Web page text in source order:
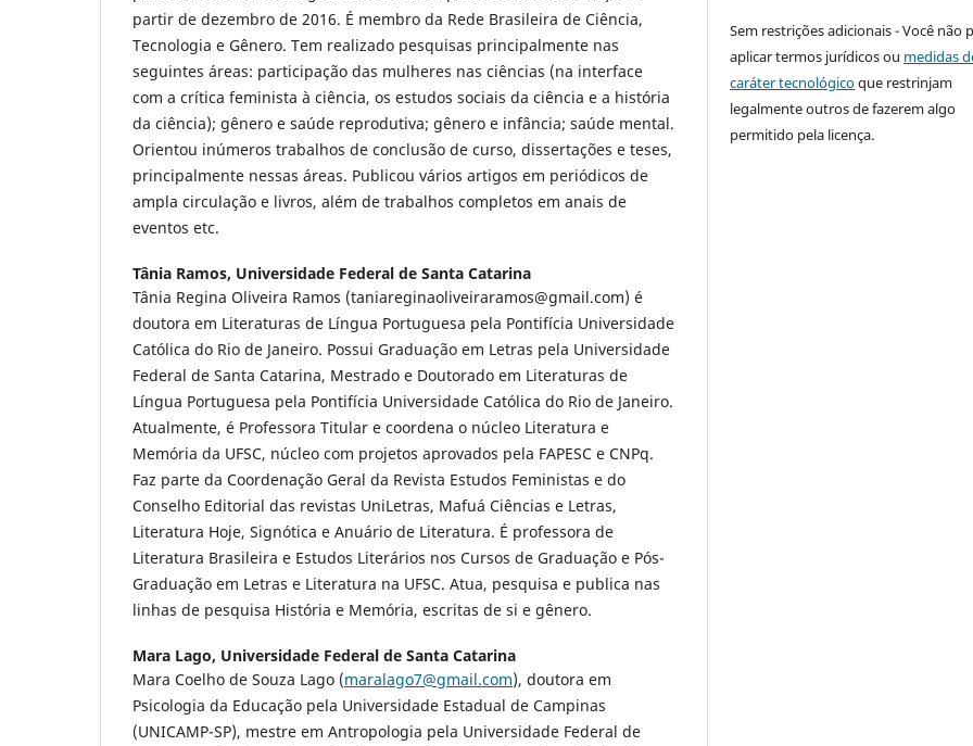
partir de dezembro de 2016. É membro da Rede Brasileira de Ciência,
Tecnologia e Gênero. Tem realizado pesquisas principalmente nas
seguintes áreas: participação das mulheres nas ciências (na interface
com a crítica feminista à ciência, os estudos sociais da ciência e a história
da ciência); gênero e saúde reprodutiva; gênero e infância; saúde mental.
Orientou inúmeros trabalhos de conclusão de curso, dissertações e teses,
principalmente nessas áreas. Publicou vários artigos em periódicos de
ampla circulação e livros, além de trabalhos completos em anais de
eventos etc.
Tânia Ramos, Universidade Federal de Santa Catarina
Tânia Regina Oliveira Ramos (taniareginaoliveiraramos@gmail.com) é
doutora em Literaturas de Língua Portuguesa pela Pontifícia Universidade
Católica do Rio de Janeiro. Possui Graduação em Letras pela Universidade
Federal de Santa Catarina, Mestrado e Doutorado em Literaturas de
Língua Portuguesa pela Pontifícia Universidade Católica do Rio de Janeiro.
Atualmente, é Professora Titular e coordena o núcleo Literatura e
Memória da UFSC, núcleo com projetos aprovados pela FAPESC e CNPq.
Faz parte da Coordenação Geral da Revista Estudos Feministas e do
Conselho Editorial das revistas UniLetras, Mafuá Ciências e Letras,
Literatura Hoje, Signótica e Anuário de Literatura. É professora de
Literatura Brasileira e Estudos Literários nos Cursos de Graduação e Pós-
Graduação em Letras e Literatura na UFSC. Atua, pesquisa e publica nas
linhas de pesquisa História e Memória, escritas de si e gênero.
Mara Lago, Universidade Federal de Santa Catarina
Mara Coelho de Souza Lago (maralago7@gmail.com), doutora em
Psicologia da Educação pela Universidade Estadual de Campinas
(UNICAMP-SP), mestre em Antropologia pela Universidade Federal de
Sem restrições adicionais - Você não
aplicar termos jurídicos ou medidas
caráter tecnológicoque restrinjam
legalmente outros de fazerem algo
permitido pela licença.